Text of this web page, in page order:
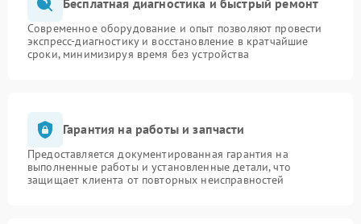
Бесплатная диагностика и быстрый ремонт
Современное оборудование и опыт позволяют провести
экспресс-диагностику и восстановление в кратчайшие
сроки, минимизируя время без устройства
Гарантия на работы и запчасти
Предоставляется документированная гарантия на
выполненные работы и установленные детали, что
защищает клиента от повторных неисправностей